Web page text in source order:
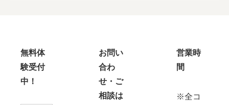
無料体
験受付
中！
お問い
合わ
せ・ご
相談は
営業時
間
※全コ